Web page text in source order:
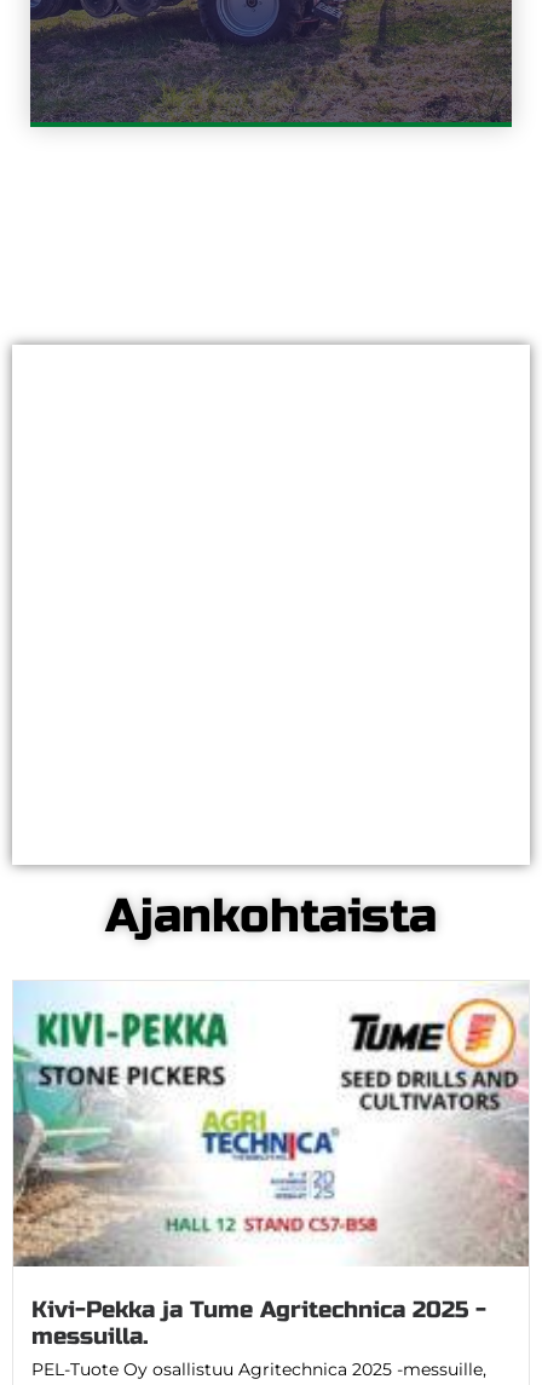
Ajankohtaista
Kivi-Pekka ja Tume Agritechnica 2025 -
messuilla.
PEL-Tuote Oy osallistuu Agritechnica 2025 -messuille,